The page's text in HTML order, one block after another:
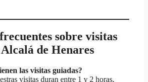
sobre visitas
de Henares
las visitas guiadas?
visitas duran entre 1 y 2 horas,